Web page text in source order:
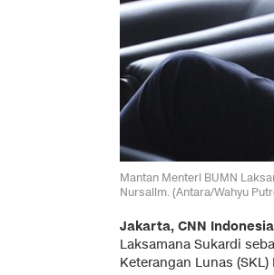
Mantan Menteri BUMN
Nursalim. (Antara/Wahyu
Jakarta, CNN Indonesia
Laksamana Sukardi
Keterangan Lunas